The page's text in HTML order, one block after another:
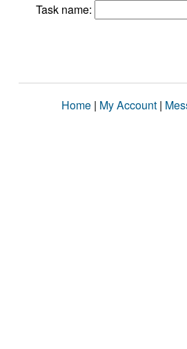
Task name:
Home | My Account |